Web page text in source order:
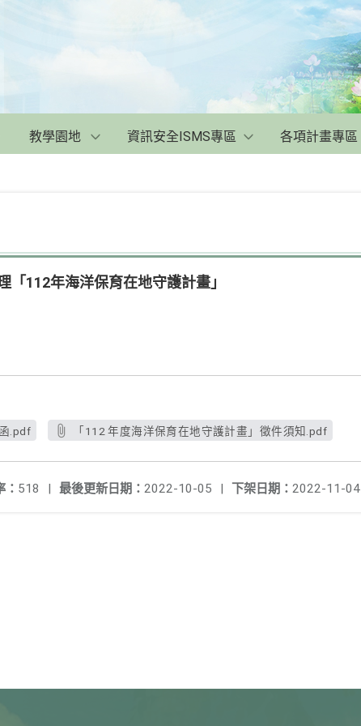
教學園地 資訊安全ISMS專區 各項計畫專區
「112年海洋保育在地守護計畫」
.pdf 「112 年度海洋保育在地守護計畫」徵件須知.pdf
下架日期： 2022-11-04
最後更新日期： 2022-10-05 |
： 518 |